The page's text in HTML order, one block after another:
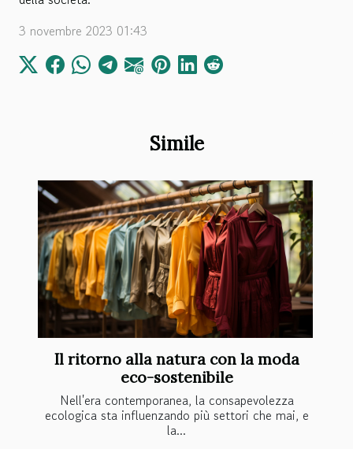
3 novembre 2023 01:43
Simile
Il ritorno alla natura con la moda
eco-sostenibile
Nell'era contemporanea, la consapevolezza
ecologica sta influenzando più settori che mai, e
la...